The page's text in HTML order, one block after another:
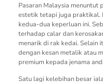
Pasaran Malaysia menuntut
estetik tetapi juga praktikal.
kedua-dua keperluan ini.
terhadap calar dan
menarik di rak kedai. Selain
dengan kesan metalik atau
premium kepada jenama
Satu lagi kelebihan besar